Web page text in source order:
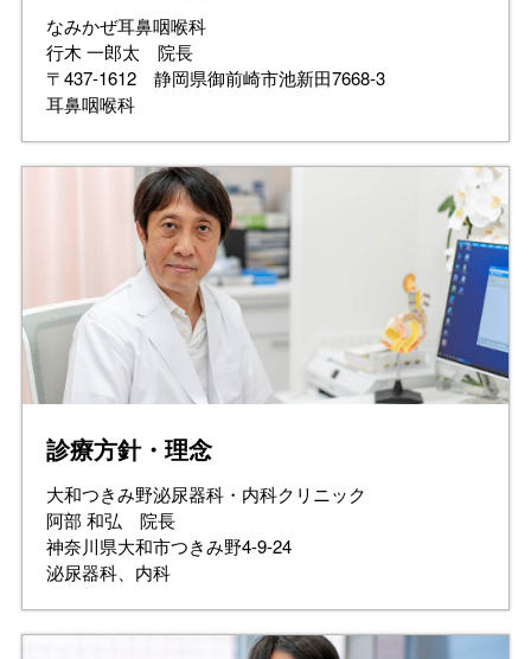
なみかぜ耳鼻咽喉科
行木 一郎太 院長
〒437-1612 静岡県御前崎市池新田7668-3
耳鼻咽喉科
診療方針・理念
大和つきみ野泌尿器科・内科クリニック
阿部 和弘 院長
神奈川県大和市つきみ野4-9-24
泌尿器科、内科